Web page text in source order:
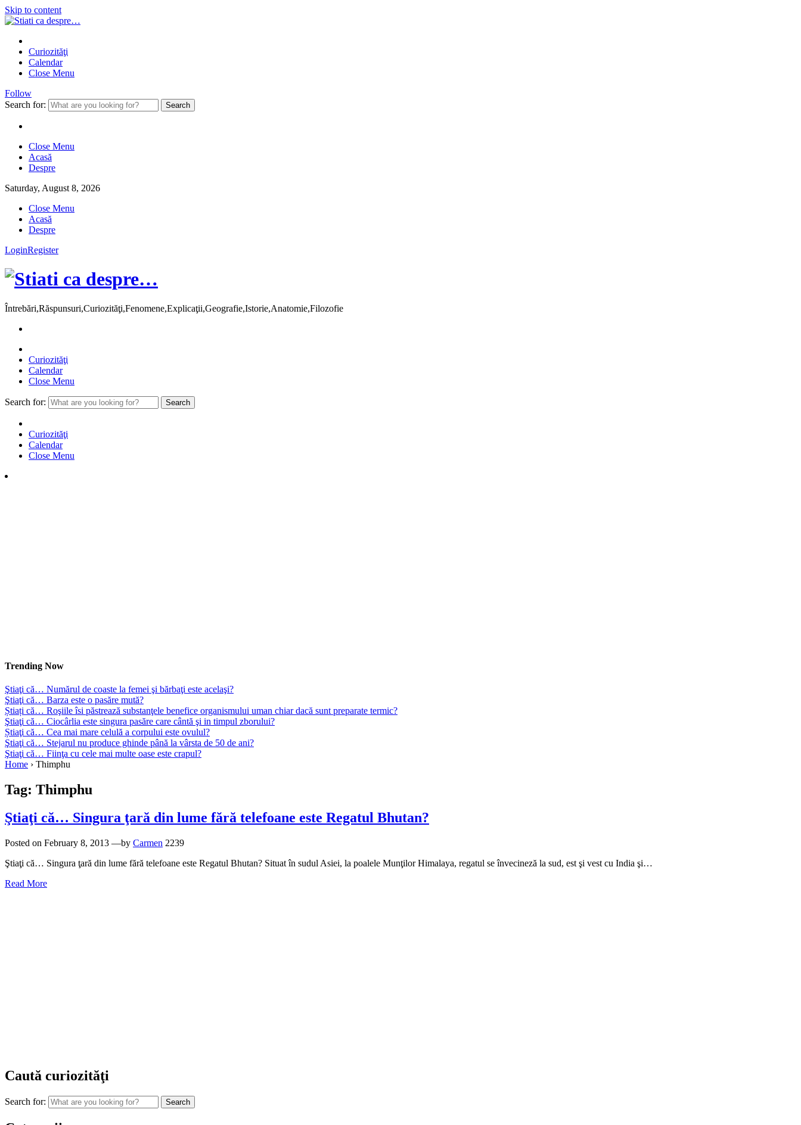
Skip to content
Curiozităţi
Calendar
Close Menu
Follow
Search for:
Close Menu
Acasă
Despre
Saturday, August 8, 2026
Close Menu
Acasă
Despre
LoginRegister
Întrebări,Răspunsuri,Curiozităţi,Fenomene,Explicaţii,Geografie,Istorie,Anatomie,Filozofie
Curiozităţi
Calendar
Close Menu
Search for:
Curiozităţi
Calendar
Close Menu
Trending Now
Ştiaţi că… Numărul de coaste la femei şi bărbaţi este acelaşi?
Ştiaţi că… Barza este o pasăre mută?
Știați că… Roşiile îsi păstrează substanţele benefice organismului uman chiar dacă sunt preparate termic?
Ştiaţi că… Ciocârlia este singura pasăre care cântă şi in timpul zborului?
Știaţi că… Cea mai mare celulă a corpului este ovulul?
Ştiaţi că… Stejarul nu produce ghinde până la vârsta de 50 de ani?
Ştiaţi că… Fiinţa cu cele mai multe oase este crapul?
Home › Thimphu
Tag: Thimphu
Ştiaţi că… Singura ţară din lume fără telefoane este Regatul Bhutan?
Posted on February 8, 2013 —by Carmen 2239
Ştiaţi că… Singura ţară din lume fără telefoane este Regatul Bhutan? Situat în sudul Asiei, la poalele Munţilor Himalaya, regatul se învecineză la sud, est şi vest cu India şi…
Read More
Caută curiozităţi
Search for: